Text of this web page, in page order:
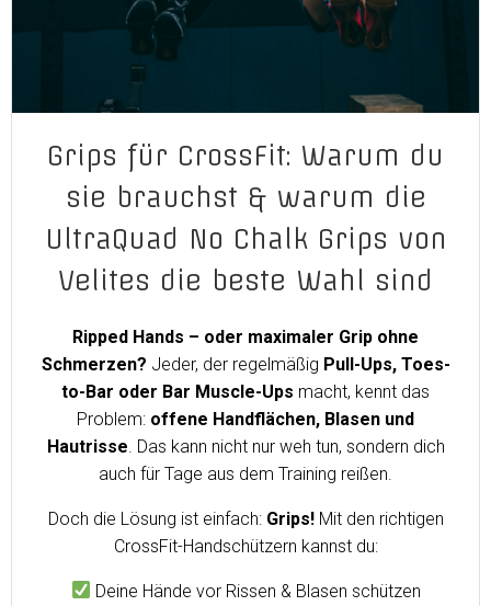
Grips für CrossFit: Warum du
sie brauchst & warum die
UltraQuad No Chalk Grips von
Velites die beste Wahl sind
Ripped Hands – oder maximaler Grip ohne
Schmerzen? Jeder, der regelmäßig Pull-Ups, Toes-
to-Bar oder Bar Muscle-Ups macht, kennt das
Problem: offene Handflächen, Blasen und
Hautrisse . Das kann nicht nur weh tun, sondern dich
auch für Tage aus dem Training reißen.
Doch die Lösung ist einfach: Grips!Mit den richtigen
CrossFit-Handschützern kannst du:
Deine Hände vor Rissen & Blasen schützen